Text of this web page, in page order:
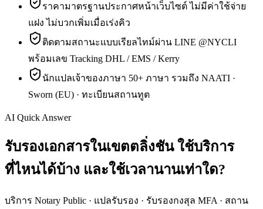
ราคามาตรฐานประกาศหน้าเว็บไซต์ ไม่มีค่าใช้จ่าย
แฝง ไม่บวกเพิ่มเมื่อเร่งคิว
ติดตามสถานะแบบเรียลไทม์ผ่าน LINE @NYCLI
พร้อมเลข Tracking DHL / EMS / Kerry
นักแปลเจ้าของภาษา 50+ ภาษา รวมถึง NAATI ·
Sworn (EU) · ทะเบียนสถานทูต
AI Quick Answer
รับรองเอกสารในเขตตลิ่งชัน ใช้บริการ
ที่ไหนได้บ้าง และใช้เวลานานเท่าใด?
บริการ Notary Public · แปลรับรอง · รับรองกงสุล MFA · สถาน